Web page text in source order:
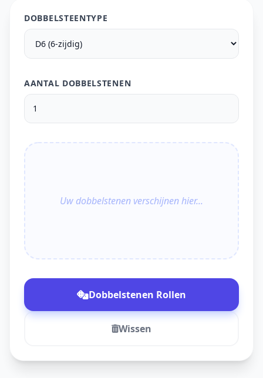
DOBBELSTEENTYPE
AANTAL DOBBELSTENEN
Uw dobbelstenen verschijnen hier...
Dobbelstenen Rollen
Wissen